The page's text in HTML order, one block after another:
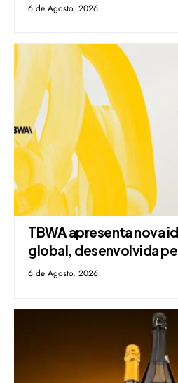
6 de Agosto, 2026
TBWA apresenta nova
global, desenvolvida
6 de Agosto, 2026